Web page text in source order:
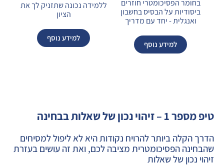
בחומר הפסיכומטרי חוזרים
ביסודיות על הבסיס בחשבון
ואנגלית - יחד עם מדריך
למידע נוסף
ללמידה נכונה שתזניק לך את
הציון
למידע נוסף
טיפ מספר 1 – זיהוי נכון של שאלות בבחינה
הדרך הקלה ביותר להרויח נקודות היא לא ליפול למסיחים
שהבחינה הפסיכומטרית מציבה לכם, ואת זה עושים בעזרת
זיהוי נכון של שאלות